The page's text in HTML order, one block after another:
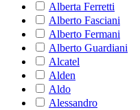
Alberta Ferretti
Alberto Fasciani
Alberto Fermani
Alberto Guardiani
Alcatel
Alden
Aldo
Alessandro